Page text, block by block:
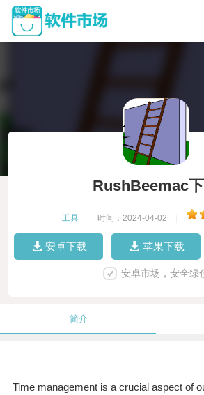
RushBeemac
工具 时间：2024-04-02
安卓下载 苹果下载
安卓市场，安全绿
简介
Time management is a crucial aspect of